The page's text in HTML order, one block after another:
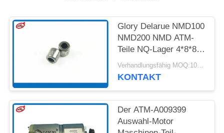
DATENSCHUTZ-
BESTIMMUNGEN
Glory Delarue NMD100
NMD200 NMD ATM-
Teile NQ-Lager 4*8*8
A001593
Verhandlungsfähig MOQ:10PCS
KONTAKT
Der ATM-A009399
Auswahl-Motor